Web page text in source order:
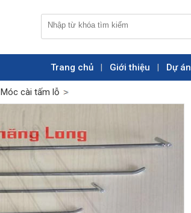
Trang chủ Giới thiệu Dự án
Móc cài tấm lỗ